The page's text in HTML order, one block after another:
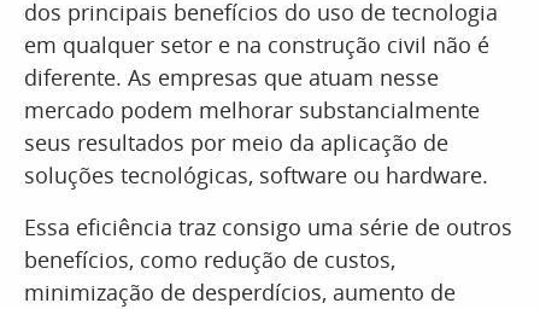
dos principais benefícios do uso de tecnologia
em qualquer setor e na construção civil não é
diferente. As empresas que atuam nesse
mercado podem melhorar substancialmente
seus resultados por meio da aplicação de
soluções tecnológicas, software ou hardware.
Essa eficiência traz consigo uma série de outros
benefícios, como redução de custos,
minimização de desperdícios, aumento de